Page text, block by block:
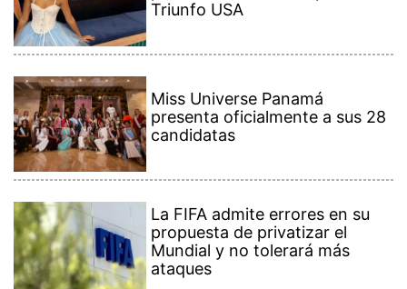
Triunfo USA
Miss Universe Panamá
presenta oficialmente a sus 28
candidatas
La FIFA admite errores en su
propuesta de privatizar el
Mundial y no tolerará más
ataques